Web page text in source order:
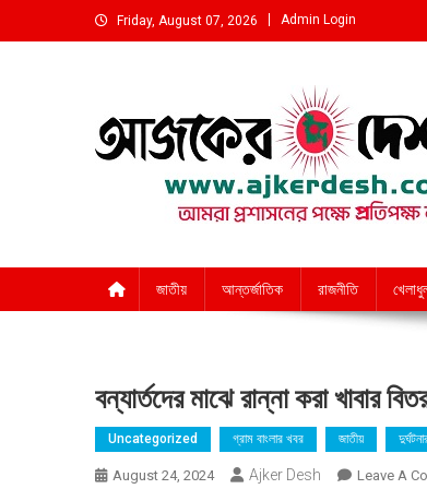
to
Friday, August 07, 2026 Admin Login
জাতীয় আন্তর্জাতিক রাজনীতি
বন্যার্তদের মাঝে রান্না করা খাবার
Uncategorized গ্রাম বাংলার খবর জাতীয়
August 24, 2024 Ajker Desh Leave A